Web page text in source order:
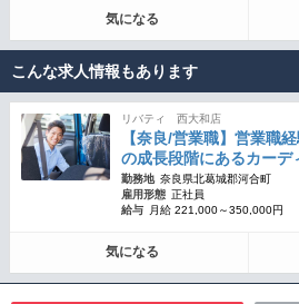
気になる
こんな求人情報もあります
リバティ 西大和店
【奈良/営業職】営業職
の成長段階にあるカーデ
勤務地 奈良県北葛城郡河合町
雇用形態 正社員
給与
月給 221,000～350,000円
気になる